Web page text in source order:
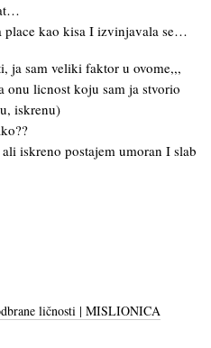
place kao kisa I izvinjavala se…
ja sam veliki faktor u ovome,,,
onu licnost koju sam ja stvorio
iskrenu)
iskreno postajem umoran I slab
ličnosti | MISLIONICA